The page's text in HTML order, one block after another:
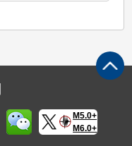
M5.0+
M6.0+